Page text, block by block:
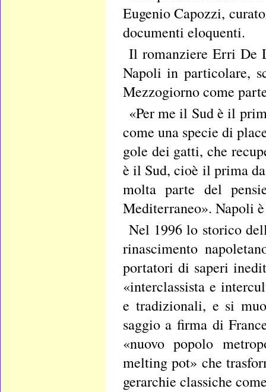
Eugenio Capozzi,
documenti eloquenti.
Il romanziere Erri De
Napoli in particolare,
Mezzogiorno come
«Per me il Sud è il
come una specie di
gole dei gatti, che
è il Sud, cioè il prima
molta parte del
Mediterraneo». Napoli
Nel 1996 lo storico
rinascimento
portatori di saperi
«interclassista e
e tradizionali, e si
saggio a firma di
«nuovo popolo
melting pot» che
gerarchie classiche